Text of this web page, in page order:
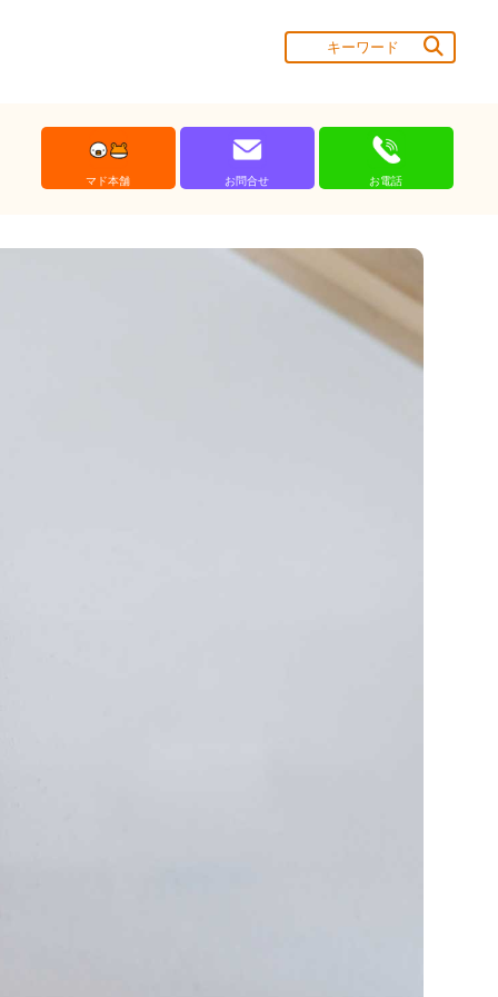
マド本舗 お問合せ お電話